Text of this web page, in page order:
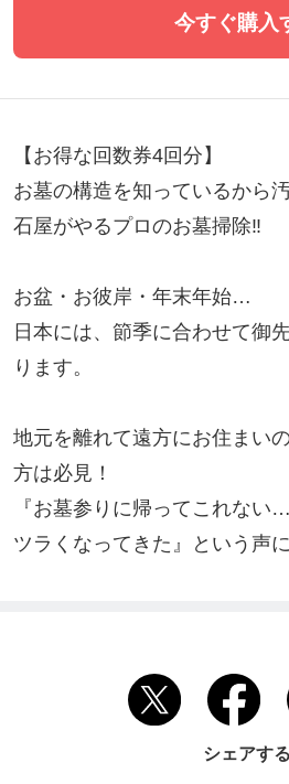
今すぐ購入
【お得な回数券4回分】
お墓の構造を知っているから
石屋がやるプロのお墓掃除‼︎
お盆・お彼岸・年末年始…
日本には、節季に合わせて御
ります。
地元を離れて遠方にお住まい
方は必見！
『お墓参りに帰ってこれな
ツラくなってきた』という声
シェアする